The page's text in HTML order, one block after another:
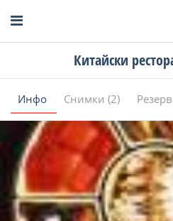
Китайски
Инфо Снимки (2)